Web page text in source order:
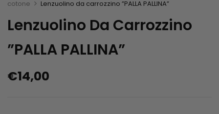
cotone
Lenzuolino da carrozzino ”PALLA PALLINA”
Lenzuolino Da Carrozzino
”PALLA PALLINA”
€14,00